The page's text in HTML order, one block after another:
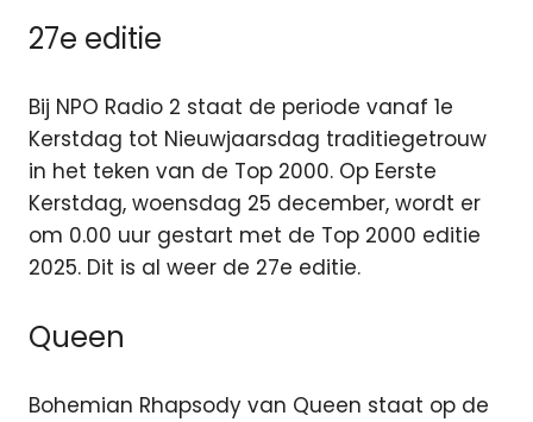
27e editie
Bij NPO Radio 2 staat de periode vanaf 1e
Kerstdag tot Nieuwjaarsdag traditiegetrouw
in het teken van de Top 2000. Op Eerste
Kerstdag, woensdag 25 december, wordt er
om 0.00 uur gestart met de Top 2000 editie
2025. Dit is al weer de 27e editie.
Queen
Bohemian Rhapsody van Queen staat op de